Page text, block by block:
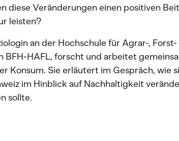
diese Veränderungen einen positiven
leisten?
an der Hochschule für Agrar-, Forst-
BFH-HAFL, forscht und arbeitet
Konsum. Sie erläutert im Gespräch, wie
im Hinblick auf Nachhaltigkeit
sollte.